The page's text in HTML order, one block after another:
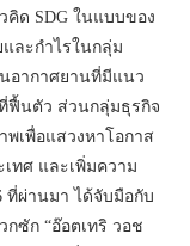
คิด SDG ในแบบของ
ละกำไรในกลุ่ม
อากาศยานที่มีแนว
ฟื้นตัว ส่วนกลุ่มธุรกิจ
พเพื่อแสวงหาโอกาส
ทศ และเพิ่มความ
ที่ผ่านมา ได้จับมือกับ
ซัก “อ๊อตเทริ วอช